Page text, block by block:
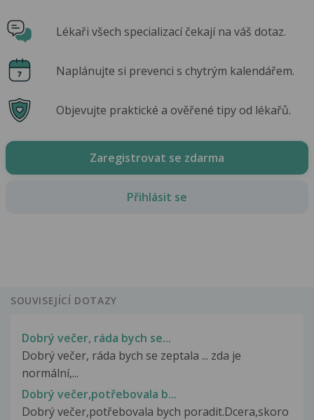
Lékaři všech specializací čekají na váš dotaz.
Naplánujte si prevenci s chytrým kalendářem.
Objevujte praktické a ověřené tipy od lékařů.
Zaregistrovat se zdarma
Přihlásit se
SOUVISEJÍCÍ DOTAZY
Dobrý večer, ráda bych se...
Dobrý večer, ráda bych se zeptala ... zda je
normální,...
Dobrý večer,potřebovala b...
Dobrý večer,potřebovala bych poradit.Dcera,skoro